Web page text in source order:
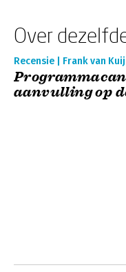
Over
Recensie | Frank van
aanvulling op